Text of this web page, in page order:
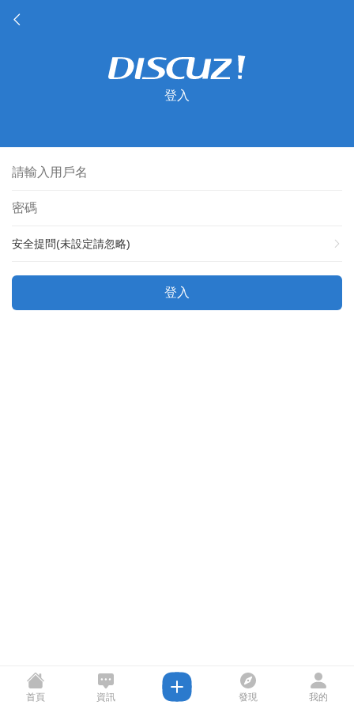
登入
安全提問(未設定請忽略)
登入
首頁 資訊 發現 我的